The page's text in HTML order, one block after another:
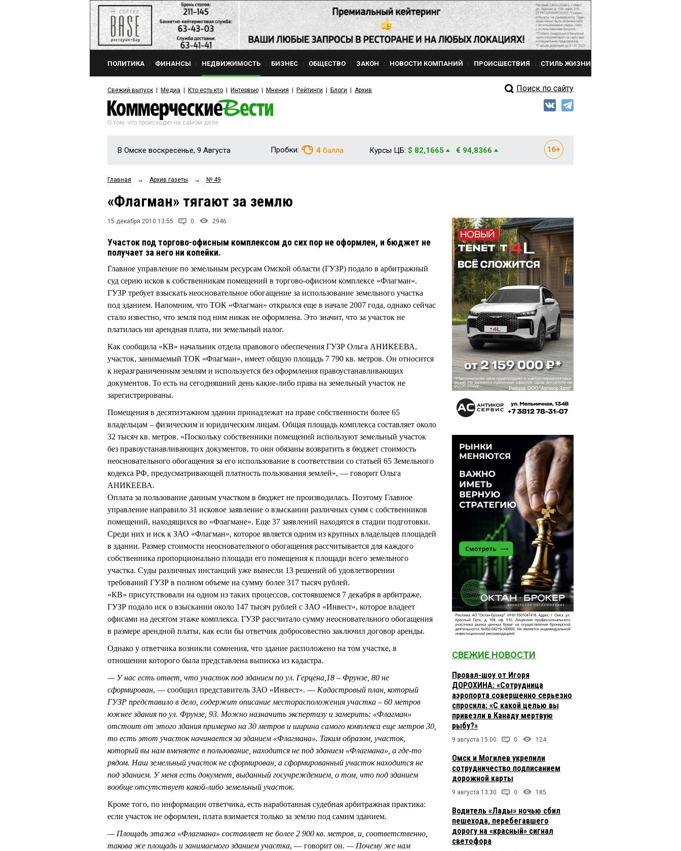
ПОЛИТИКА ФИНАНСЫ НЕДВИЖИМОСТЬ БИЗНЕС ОБЩЕСТВО ЗАКОН НОВОСТИ КОМПАНИЙ ПРОИСШЕСТВИЯ СТИЛЬ ЖИЗНИ
Свежий выпуск Медиа Кто есть кто Интервью Мнения Рейтинги Блоги Архив Поиск по сайту
О том, что происходит на самом деле
В Омске воскресенье, 9 Августа Пробки: 4 балла Курсы ЦБ: $ 82,1665 € 94,8366
Главная → Архив газеты → № 49
«Флагман» тягают за землю
15 декабря 2010 13:55 0 2946
Участок под торгово-офисным комплексом до сих пор не оформлен, и бюджет не
получает за него ни копейки.
Главное управление по земельным ресурсам Омской области (ГУЗР) подало в арбитражный
суд серию исков к собственникам помещений в торгово-офисном комплексе «Флагман».
ГУЗР требует взыскать неосновательное обогащение за использование земельного участка
под зданием. Напомним, что ТОК «Флагман» открылся еще в начале 2007 года, однако сейчас
стало известно, что земля под ним никак не оформлена. Это значит, что за участок не
платилась ни арендная плата, ни земельный налог.
Как сообщила «КВ» начальник отдела правового обеспечения ГУЗР Ольга АНИКЕЕВА,
участок, занимаемый ТОК «Флагман», имеет общую площадь 7 790 кв. метров. Он относится
к неразграниченным землям и используется без оформления правоустанавливающих
документов. То есть на сегодняшний день какие-либо права на земельный участок не
зарегистрированы.
Помещения в десятиэтажном здании принадлежат на праве собственности более 65
владельцам – физическим и юридическим лицам. Общая площадь комплекса составляет около
32 тысяч кв. метров. «Поскольку собственники помещений используют земельный участок
без правоустанавливающих документов, то они обязаны возвратить в бюджет стоимость
неосновательного обогащения за его использование в соответствии со статьей 65 Земельного
кодекса РФ, предусматривающей платность пользования землей», — говорит Ольга
АНИКЕЕВА.
Оплата за пользование данным участком в бюджет не производилась. Поэтому Главное
управление направило 31 исковое заявление о взыскании различных сумм с собственников
помещений, находящихся во «Флагмане». Еще 37 заявлений находятся в стадии подготовки.
Среди них и иск к ЗАО «Флагман», которое является одним из крупных владельцев площадей
в здании. Размер стоимости неосновательного обогащения рассчитывается для каждого
собственника пропорционально площади его помещения к площади всего земельного
участка. Суды различных инстанций уже вынесли 13 решений об удовлетворении
требований ГУЗР в полном объеме на сумму более 317 тысяч рублей.
«КВ» присутствовали на одном из таких процессов, состоявшемся 7 декабря в арбитраже.
ГУЗР подало иск о взыскании около 147 тысяч рублей с ЗАО «Инвест», которое владеет
офисами на десятом этаже комплекса. ГУЗР рассчитало сумму неосновательного обогащения
в размере арендной платы, как если бы ответчик добросовестно заключил договор аренды.
Однако у ответчика возникли сомнения, что здание расположено на том участке, в
отношении которого была представлена выписка из кадастра.
— У нас есть ответ, что участок под зданием по ул. Герцена,18 – Фрунзе, 80 не
сформирован, — сообщил представитель ЗАО «Инвест». — Кадастровый план, который
ГУЗР представило в дело, содержит описание месторасположения участка – 60 метров
южнее здания по ул. Фрунзе, 93. Можно назначить экспертизу и замерить: «Флагман»
отстоит от этого здания примерно на 30 метров и ширина самого комплекса еще метров 30,
то есть этот участок начинается за зданием «Флагмана». Таким образом, участок,
который вы нам вменяете в пользование, находится не под зданием «Флагмана», а где-то
рядом. Наш земельный участок не сформирован, а сформированный участок находится не
под зданием. У меня есть документ, выданный госучреждением, о том, что под зданием
вообще отсутствует какой-либо земельный участок.
Кроме того, по информации ответчика, есть наработанная судебная арбитражная практика:
если участок не оформлен, плата взимается только за землю под самим зданием.
— Площадь этажа «Флагмана» составляет не более 2 900 кв. метров, и, соответственно,
такова же площадь и занимаемого зданием участка, — говорит он. — Почему же нам
СВЕЖИЕ НОВОСТИ
Провал-шоу от Игоря
ДОРОХИНА: «Сотрудница
аэропорта совершенно серьезно
спросила: «С какой целью вы
привезли в Канаду мертвую
рыбу?»
9 августа 15:00 0 124
Омск и Могилев укрепили
сотрудничество подписанием
дорожной карты
9 августа 13:30 0 185
Водитель «Лады» ночью сбил
пешехода, перебегавшего
дорогу на «красный» сигнал
светофора